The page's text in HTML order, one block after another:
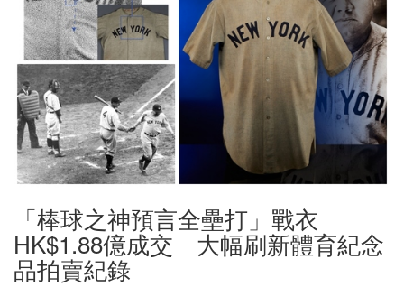
「棒球之神預言全壘打」戰衣
HK$1.88億成交 大幅刷新體育紀念
品拍賣紀錄